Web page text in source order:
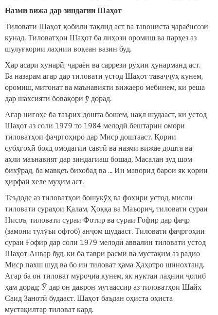
Назмивижа дар зиндагииШаҳот
Тиловати Шаҳот қобили тақлид аст ва тавониста ҷараёнсозӣ
кунад. Тиловатҳои Шаҳот ба лиҳози оромиш ва парҳез аз
шулуғкории лаҳнии воқеан вазин буд.
Ҳар асари ҳунарӣ, ҷараён ва саррези рӯҳии ҳунарманд аст.
Ба назарам агар дар тиловати устод Шаҳот таваҷҷӯҳ кунем,
оромиш, митонат ва маънавияти вижаеро мебинем, ки реша
дар шахсияти бовақори ӯ дорад.
Агар нигоҳе ба таърих дошта бошем, нақл шудааст, ки устод
Шаҳот аз соли 1979 то 1984 мелодӣ бештарин омори
тиловатҳои фаҷргоҳиро дар Миср доштааст. Қории
субҳгоҳӣ бояд омодагии савтӣ ва назми вижае дошта ва
аҳли маънавият дар зиндагиаш бошад. Масалан зуд шом
бихӯрад, ба мавқеъ бихобад ва ... Ин маворид барои як қории
ҳирфаӣ хеле муҳим аст.
Теъдоде аз тиловатҳои бошукӯҳ ва фохири устод, мисли
тиловати сураҳои Қалам, Ҳоққа ва Маъориҷ, тиловати сураи
Нисоъ, тиловати сураи Фотир ва сураи Ғофир дар фаҷр
(замони тулӯъи офтоб) анҷом шудааст. Тиловати фаҷргоҳии
сураи Ғофир дар соли 1979 мелодӣ аввалин тиловати устод
Шаҳот Анвар буд, ки ба таври расмӣ ва мустақим аз радио
Миср пахш шуд ва бо ин тиловат ҳама Ҳаҳотро шинохтанд.
Агар ба он тиловат муроҷиа кунем, як нуктаи лаҳнии ҷолиб
ҳам дорад; Ӯ дар он даврон мутаассир аз тиловатҳои Шайх
Саид Занотӣ будааст. Шаҳот баъдан оҳиста оҳиста
мустақилтар тиловат кард.